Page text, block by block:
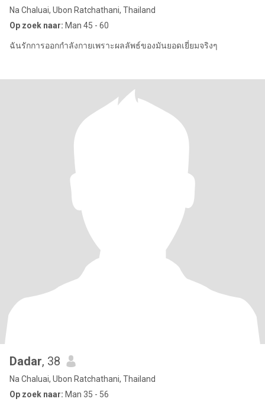
Na Chaluai, Ubon Ratchathani, Thailand
Op zoek naar: Man 45 - 60
ฉันรักการออกกำลังกายเพราะผลลัพธ์ของมันยอดเยี่ยมจริงๆ
Dadar, 38
Na Chaluai, Ubon Ratchathani, Thailand
Op zoek naar: Man 35 - 56